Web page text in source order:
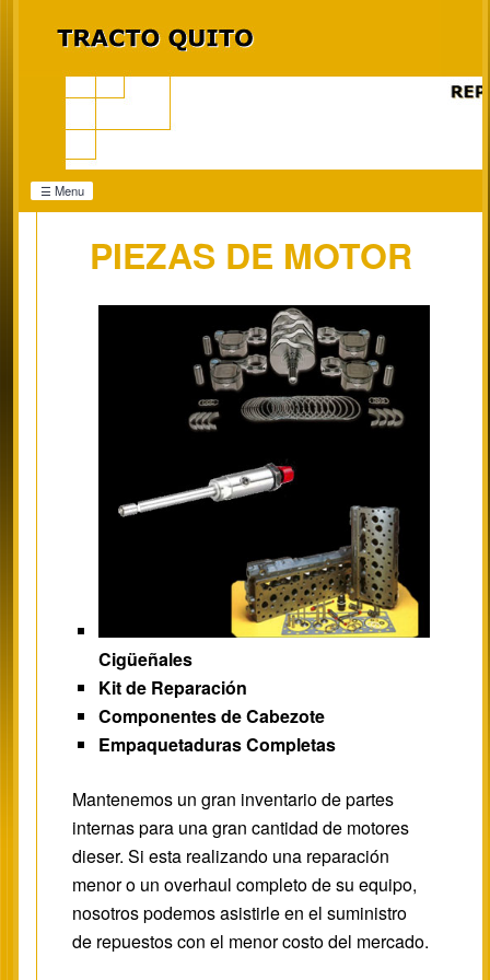
☰ Menu
PIEZAS DE MOTOR
Cigüeñales
Kit de Reparación
Componentes de Cabezote
Empaquetaduras Completas
Mantenemos un gran inventario de partes
internas para una gran cantidad de motores
dieser. Si esta realizando una reparación
menor o un overhaul completo de su equipo,
nosotros podemos asistirle en el suministro
de repuestos con el menor costo del mercado.